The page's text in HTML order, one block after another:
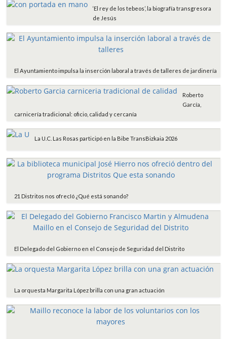
‘El rey de los tebeos’, la biografía transgresora
de Jesús
El Ayuntamiento impulsa la inserción laboral a través de talleres de jardinería
Roberto
García,
carnicería tradicional: oficio, calidad y cercanía
La U.C. Las Rosas participó en la Bibe TransBizkaia 2026
21 Distritos nos ofrecIó ¿Qué está sonando?
El Delegado del Gobierno en el Consejo de Seguridad del Distrito
La orquesta Margarita López brilla con una gran actuación